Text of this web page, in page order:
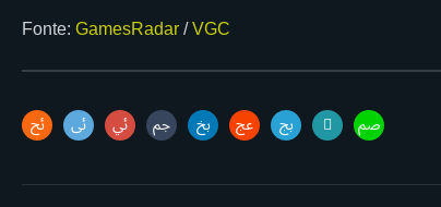
Fonte: GamesRadar /VGC